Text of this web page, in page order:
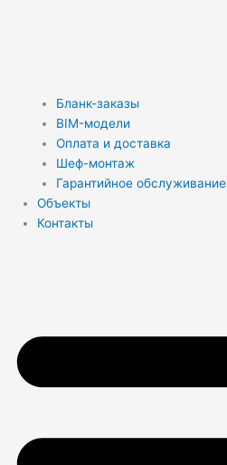
Бланк-заказы
BIM-модели
Оплата и доставка
Шеф-монтаж
Гарантийное обслуживание
Объекты
Контакты